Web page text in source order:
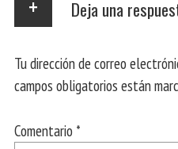
Deja una
Tu dirección de correo
campos obligatorios están
Comentario *